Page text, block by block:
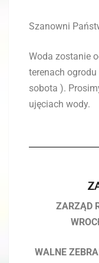
Szanowni
Woda zostanie
terenach
sobota ).
ujęciach wody.
ZARZĄD
WALNE